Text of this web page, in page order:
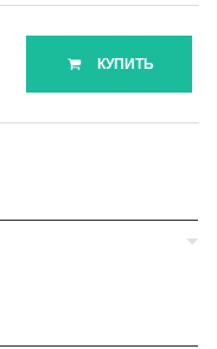
КУПИТЬ